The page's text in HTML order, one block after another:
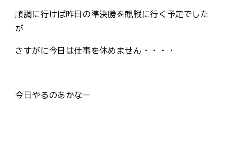
順調に行けば昨日の準決勝を観戦に行く予定でした
が
さすがに今日は仕事を休めません・・・・
今日やるのあかなー